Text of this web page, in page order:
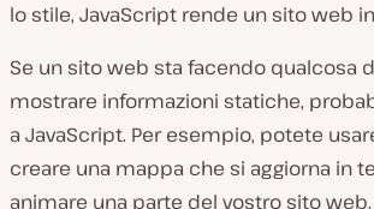
lo stile, JavaScript rende un sito web
Se un sito web sta facendo qualcosa
mostrare informazioni statiche,
a JavaScript. Per esempio, potete
creare una mappa che si aggiorna in
animare una parte del vostro sito web.